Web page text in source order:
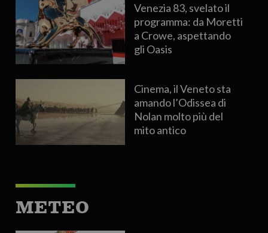
Venezia 83, svelato il
programma: da Moretti
a Crowe, aspettando
gli Oasis
Cinema, il Veneto sta
amando l’Odissea di
Nolan molto più del
mito antico
METEO